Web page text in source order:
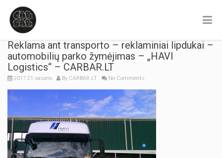
Reklama ant transporto – reklaminiai lipdukai –
automobilių parko žymėjimas – „HAVI
Logistics“ – CARBAR.LT
2017 21 vasario By CARBAR.LT No Comments